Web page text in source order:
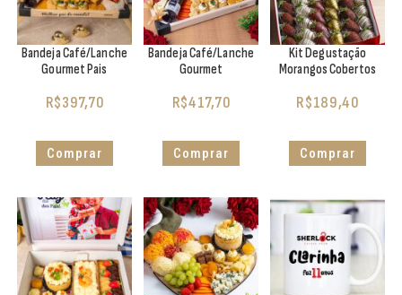
Bandeja Café/Lanche
Gourmet Pais
R$397,70
Comprar
Bandeja Café/Lanche
Gourmet
R$417,70
Comprar
Kit Degustação
Morangos Cobertos
R$189,40
Comprar